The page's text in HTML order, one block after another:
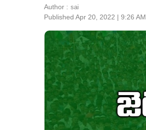
Author : sai
Published Apr 20, 2022 | 9:26 AM